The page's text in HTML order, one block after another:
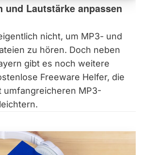
und Lautstärke anpassen
nicht, um MP3- und
zu hören. Doch neben
gibt es noch weitere
Freeware Helfer, die
umfangreicheren MP3-